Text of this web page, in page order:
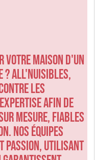
votre maison d'un
les
afin de
mesure, fiables
Nos équipes
passion, utilisant